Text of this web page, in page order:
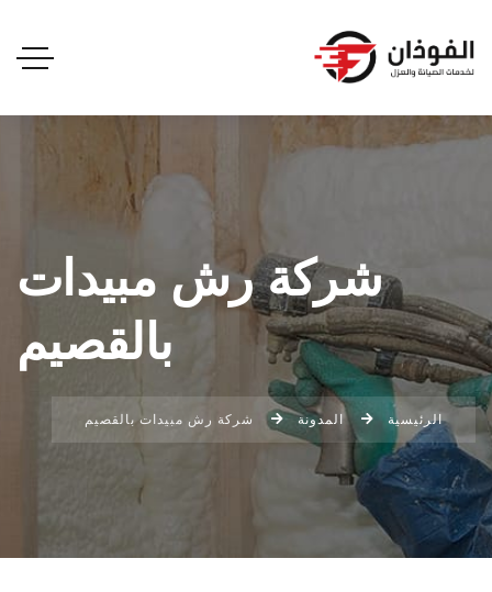
شركة رش مبيدات
بالقصيم
الرئيسية المدونة شركة رش مبيدات بالقصيم